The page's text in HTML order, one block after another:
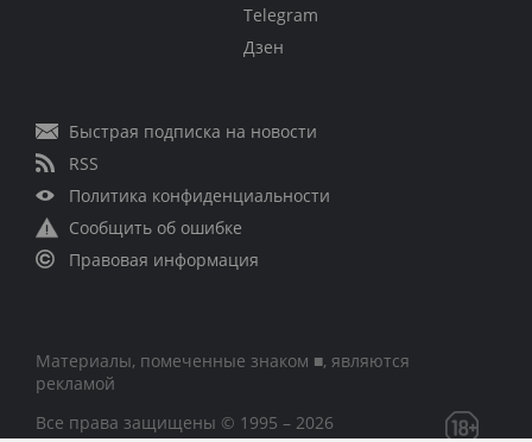
Telegram
Дзен
Быстрая подписка на новости
RSS
Политика конфиденциальности
Сообщить об ошибке
Правовая информация
Материалы, помеченные знаком ■, являются
рекламой
Все права защищены © 1995 – 2026